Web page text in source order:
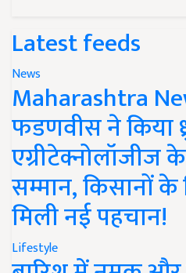
Latest feeds
News
Maharashtra
फडणवीस ने किया
एग्रीटेक्नोलॉजीज
सम्मान, किसानों
मिली नई पहचान!
Lifestyle